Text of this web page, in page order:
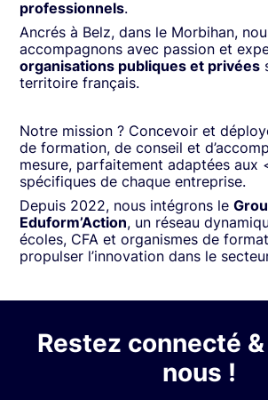
professionnels.
Ancrés à Belz, dans le Morbihan,
accompagnons avec passion et
organisations publiques et privées
territoire français.
Notre mission ? Concevoir et
de formation, de conseil et
mesure, parfaitement adaptées aux
spécifiques de chaque entreprise.
Depuis 2022, nous intégrons le
Eduform’Action, un réseau
écoles, CFA et organismes de
propulser l’innovation dans le
Restez connecté
nous !